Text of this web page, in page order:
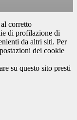
corretto
di profilazione di
da altri siti. Per
dei cookie
su questo sito presti